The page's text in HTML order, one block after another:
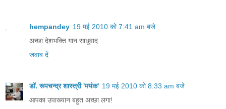
hempandey 19 मई 2010 को 7:41 am बजे
अच्छा देशभक्ति गान.साधुवाद.
जवाब दें
डॉ. रूपचन्द्र शास्त्री 'मयंक' 19 मई 2010 को 8:33 am बजे
आपका उपाख्यान बहुत अच्छा लगा!